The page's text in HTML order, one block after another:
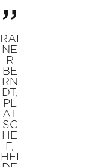
RAI
NE
R
BE
RN
DT,
PL
AT
SC
HE
F,
HEI